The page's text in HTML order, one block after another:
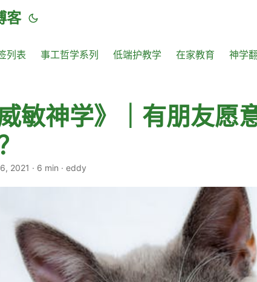
客
列表 事工哲学系列 低端护教学 在家教育 神学
威敏神学》｜有朋友愿
2021 · 6 min · eddy